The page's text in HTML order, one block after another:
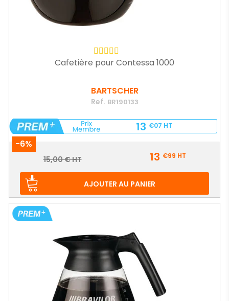
Cafetière pour Contessa 1000
BARTSCHER
Ref. BR190133
13 €07 HT
-6%
Prix
Prix
15,00 € HT 13 €99 HT
AJOUTER AU PANIER